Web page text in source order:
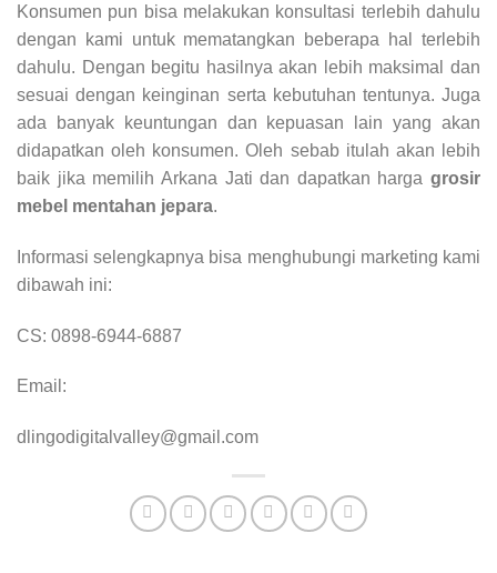
Konsumen pun bisa melakukan konsultasi terlebih dahulu
dengan kami untuk mematangkan beberapa hal terlebih
dahulu. Dengan begitu hasilnya akan lebih maksimal dan
sesuai dengan keinginan serta kebutuhan tentunya. Juga
ada banyak keuntungan dan kepuasan lain yang akan
didapatkan oleh konsumen. Oleh sebab itulah akan lebih
baik jika memilih Arkana Jati dan dapatkan harga grosir
mebel mentahan jepara.
Informasi selengkapnya bisa menghubungi marketing kami
dibawah ini:
CS: 0898-6944-6887
Email:
dlingodigitalvalley@gmail.com